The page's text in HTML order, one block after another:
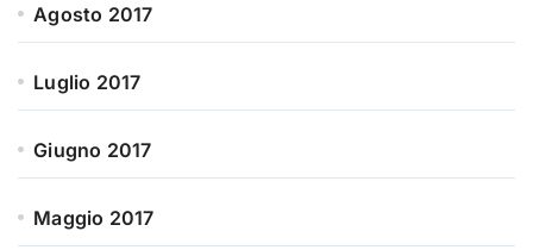
Agosto 2017
Luglio 2017
Giugno 2017
Maggio 2017